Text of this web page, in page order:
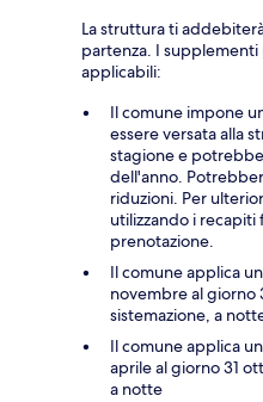
La struttura ti
partenza. I
applicabili:
Il comune impone
essere versata alla
stagione e
dell'anno.
riduzioni. Per
utilizzando i
prenotazione.
Il comune applica
novembre al giorno
sistemazione, a
Il comune applica
aprile al giorno 31
a notte